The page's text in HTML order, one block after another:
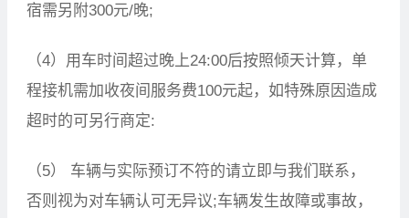
宿需另附300元/晚;
（4）用车时间超过晚上24:00后按照倾天计算，单
程接机需加收夜间服务费100元起，如特殊原因造成
超时的可另行商定:
（5） 车辆与实际预订不符的请立即与我们联系，
否则视为对车辆认可无异议;车辆发生故障或事故，